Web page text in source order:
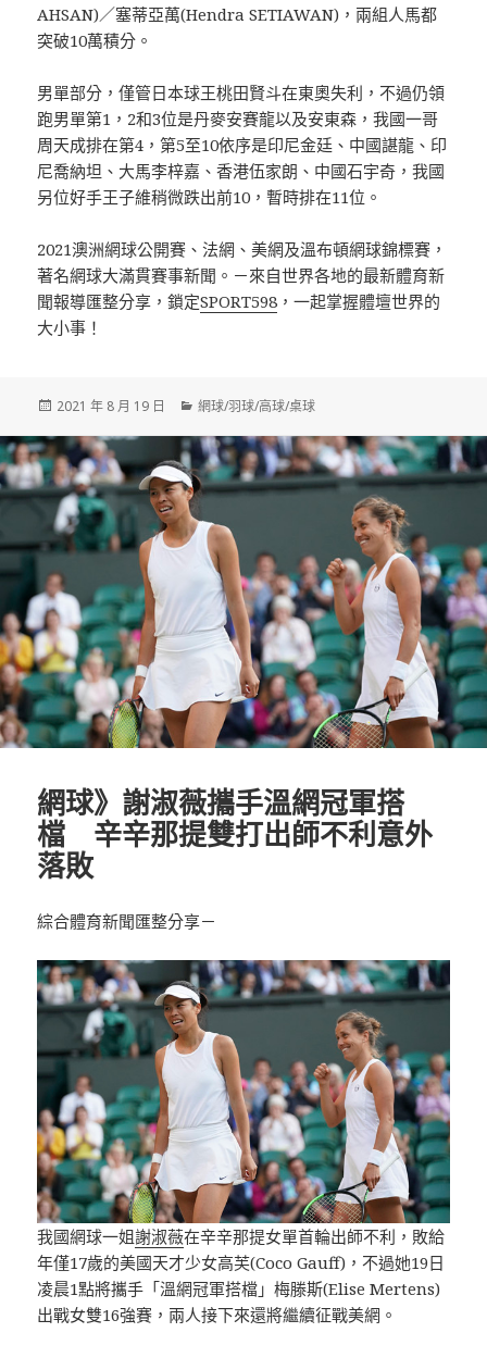
AHSAN)／塞蒂亞萬(Hendra SETIAWAN)，兩組人馬都
突破10萬積分。
男單部分，僅管日本球王桃田賢斗在東奧失利，不過仍領
跑男單第1，2和3位是丹麥安賽龍以及安東森，我國一哥
周天成排在第4，第5至10依序是印尼金廷、中國諶龍、印
尼喬納坦、大馬李梓嘉、香港伍家朗、中國石宇奇，我國
另位好手王子維稍微跌出前10，暫時排在11位。
2021澳洲網球公開賽、法網、美網及溫布頓網球錦標賽，
著名網球大滿貫賽事新聞。－來自世界各地的最新體育新
聞報導匯整分享，鎖定SPORT598 ，一起掌握體壇世界的
大小事！
發
日
期:
2021 年 8 月 19 日
分
網球/羽球/高球/桌球
網球》謝淑薇攜手溫網冠軍搭
檔 辛辛那提雙打出師不利意外
落敗
綜合體育新聞匯整分享－
我國網球一姐謝淑薇在辛辛那提女單首輪出師不利，敗給
年僅17歲的美國天才少女高芙(Coco Gauff)，不過她19日
凌晨1點將攜手「溫網冠軍搭檔」梅滕斯(Elise Mertens)
出戰女雙16強賽，兩人接下來還將繼續征戰美網。